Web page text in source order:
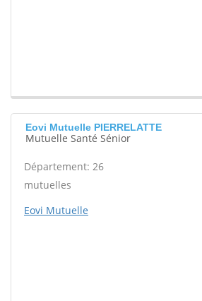
Eovi Mutuelle PIERRELATTE
Mutuelle Santé Sénior
Département: 26
mutuelles
Eovi Mutuelle